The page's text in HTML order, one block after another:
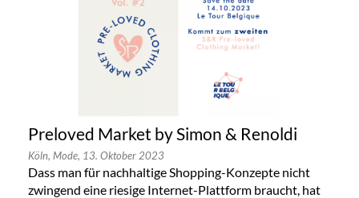
Preloved Market by Simon & Renoldi
Köln, Mode, 13. Oktober 2023
Dass man für nachhaltige Shopping-Konzepte nicht
zwingend eine riesige Internet-Plattform braucht, hat